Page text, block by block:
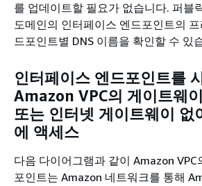
를 업데이트할 필요가 없습니다. 퍼블
도메인의 인터페이스 엔드포인트의
드포인트별 DNS 이름을 확인할 수 있
인터페이스 엔드포인트를
Amazon VPC의 게이트웨
또는 인터넷 게이트웨이
에 액세스
다음 다이어그램과 같이 Amazon
포인트는 Amazon 네트워크를 통해